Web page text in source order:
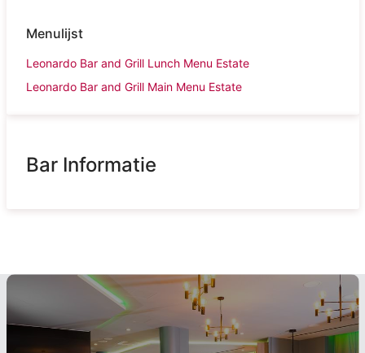
Menulijst
Leonardo Bar and Grill Lunch Menu Estate
Leonardo Bar and Grill Main Menu Estate
Bar Informatie